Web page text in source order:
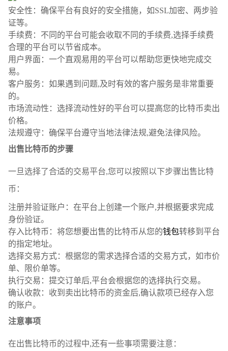
安全性：确保平台有良好的安全措施，如SSL加密、两步验
证等。
手续费：不同的平台可能会收取不同的手续费,选择手续费
合理的平台可以节省成本。
用户界面：一个直观易用的平台可以帮助您更快地完成交
易。
客户服务：如果遇到问题,及时有效的客户服务是非常重要
的。
市场流动性：选择流动性好的平台可以提高您的比特币卖出
价格。
法规遵守：确保平台遵守当地法律法规,避免法律风险。
出售比特币的步骤
一旦选择了合适的交易平台,您可以按照以下步骤出售比特
币：
注册并验证账户：在平台上创建一个账户,并根据要求完成
身份验证。
存入比特币：将您想要出售的比特币从您的钱包转移到平台
的指定地址。
选择交易方式：根据您的需求选择合适的交易方式，如市价
单、限价单等。
执行交易：提交订单后,平台会根据您的选择执行交易。
确认收款：收到卖出比特币的资金后,确认款项已经存入您
的账户。
注意事项
在出售比特币的过程中,还有一些事项需要注意：